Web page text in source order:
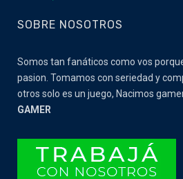
SOBRE NOSOTROS
Somos tan fanáticos como vos
pasion. Tomamos con seriedad y
otros solo es un juego, Nacimos
GAMER